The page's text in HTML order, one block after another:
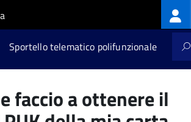
principale
navigation
Sportello telematico polifunzionale
faccio a ottenere il